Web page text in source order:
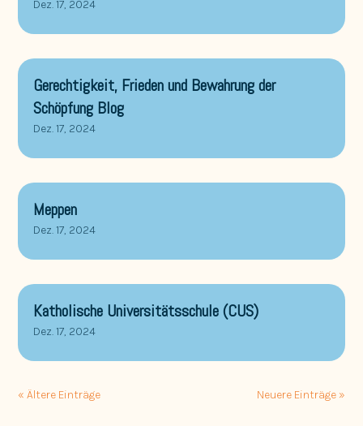
Dez. 17, 2024
Gerechtigkeit, Frieden und Bewahrung der
Schöpfung Blog
Dez. 17, 2024
Meppen
Dez. 17, 2024
Katholische Universitätsschule (CUS)
Dez. 17, 2024
« Ältere Einträge Neuere Einträge »